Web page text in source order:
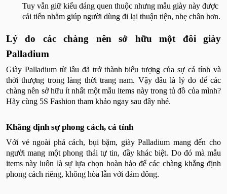
Tuy vẫn giữ kiểu dáng quen thuộc nhưng mẫu giày này được
cải tiến nhằm giúp người dùng đi lại thuận tiện, nhẹ chân hơn.
Lý do các chàng nên sở hữu một đôi giày
Palladium
Giày Palladium từ lâu đã trở thành biểu tượng của sự cá tính và
thời thượng trong làng thời trang nam. Vậy đâu là lý do để các
chàng nên sở hữu ít nhất một mẫu items này trong tủ đồ của mình?
Hãy cùng 5S Fashion tham khảo ngay sau đây nhé.
Khẳng định sự phong cách, cá tính
Với vẻ ngoài phá cách, bụi bặm, giày Palladium mang đến cho
người mang một phong thái tự tin, đầy khác biệt. Do đó mà mẫu
items này luôn là sự lựa chọn hoàn hảo để các chàng khẳng định
phong cách riêng, không hòa lẫn với đám đông.